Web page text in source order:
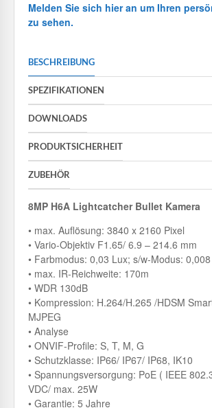
Melden Sie sich hier an um Ihren
zu sehen.
BESCHREIBUNG
SPEZIFIKATIONEN
DOWNLOADS
PRODUKTSICHERHEIT
ZUBEHÖR
8MP H6A Lightcatcher Bullet Kamera
• max. Auflösung: 3840 x 2160 Pixel
• Vario-Objektiv F1.65/ 6.9 – 214.6 mm
• Farbmodus: 0,03 Lux; s/w-Modus:
• max. IR-Reichweite: 170m
• WDR 130dB
• Kompression: H.264/H.265 /HDSM
MJPEG
• Analyse
• ONVIF-Profile: S, T, M, G
• Schutzklasse: IP66/ IP67/ IP68, IK10
• Spannungsversorgung: PoE ( IEEE
VDC/ max. 25W
• Garantie: 5 Jahre